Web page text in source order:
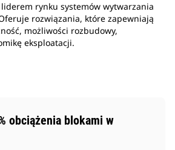
rynku systemów wytwarzania
rozwiązania, które zapewniają
możliwości rozbudowy,
eksploatacji.
obciążenia blokami w